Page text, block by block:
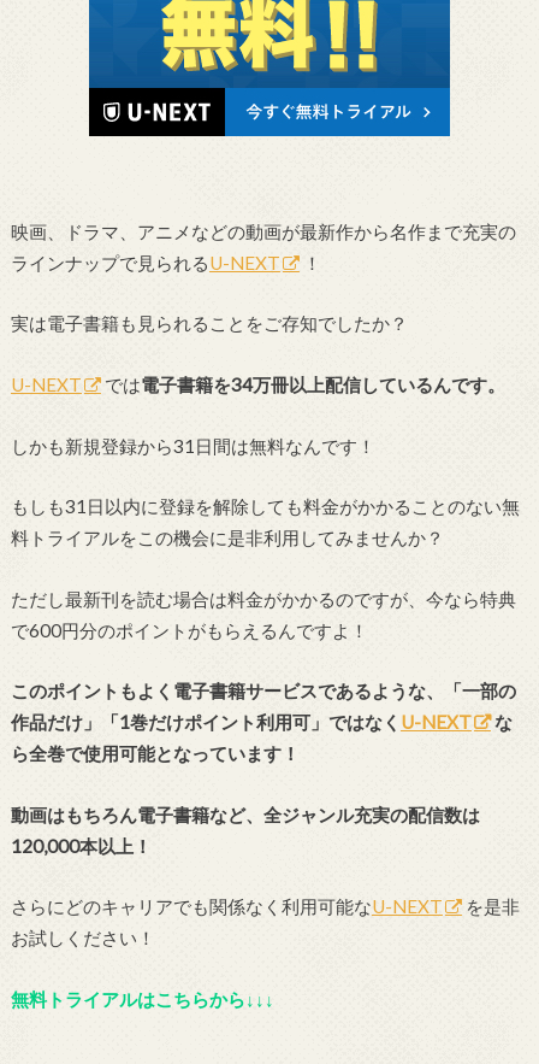
映画、ドラマ、アニメなどの動画が最新作から名作まで充実の
ラインナップで見られるU-NEXT ！
実は電子書籍も見られることをご存知でしたか？
U-NEXT では電子書籍を34万冊以上配信しているんです。
しかも新規登録から31日間は無料なんです！
もしも31日以内に登録を解除しても料金がかかることのない無
料トライアルをこの機会に是非利用してみませんか？
ただし最新刊を読む場合は料金がかかるのですが、今なら特典
で600円分のポイントがもらえるんですよ！
このポイントもよく電子書籍サービスであるような、「一部の
作品だけ」「1巻だけポイント利用可」ではなく U-NEXT
な
ら全巻で使用可能となっています！
動画はもちろん電子書籍など、全ジャンル充実の配信数は
120,000本以上！
さらにどのキャリアでも関係なく利用可能なU-NEXT
を是非
お試しください！
無料トライアルはこちらから↓↓↓